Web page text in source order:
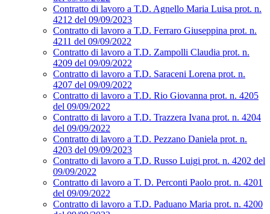
Contratto di lavoro a T.D. Agnello Maria Luisa prot. n.
4212 del 09/09/2023
Contratto di lavoro a T.D. Ferraro Giuseppina prot. n.
4211 del 09/09/2022
Contratto di lavoro a T.D. Zampolli Claudia prot. n.
4209 del 09/09/2022
Contratto di lavoro a T.D. Saraceni Lorena prot. n.
4207 del 09/09/2022
Contratto di lavoro a T.D. Rio Giovanna prot. n. 4205
del 09/09/2022
Contratto di lavoro a T.D. Trazzera Ivana prot. n. 4204
del 09/09/2022
Contratto di lavoro a T.D. Pezzano Daniela prot. n.
4203 del 09/09/2023
Contratto di lavoro a T.D. Russo Luigi prot. n. 4202 del
09/09/2022
Contratto di lavoro a T. D. Perconti Paolo prot. n. 4201
del 09/09/2022
Contratto di lavoro a T.D. Paduano Maria prot. n. 4200